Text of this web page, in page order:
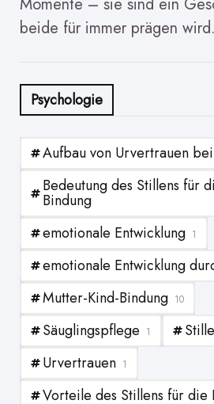
Momente – sie sind ein
beide für immer prägen wird.
Psychologie
Aufbau von Urvertrauen
Bedeutung des Stillens für
Bindung
emotionale Entwicklung 1
emotionale Entwicklung
Mutter-Kind-Bindung 10
Säuglingspflege 1
Urvertrauen 1
Vorteile des Stillens für die